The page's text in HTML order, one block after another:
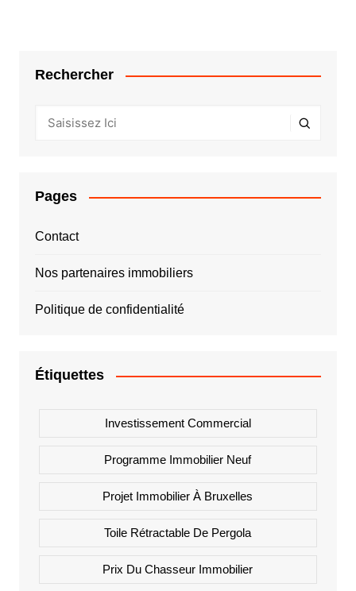
Rechercher
Pages
Contact
Nos partenaires immobiliers
Politique de confidentialité
Étiquettes
Investissement Commercial
Programme Immobilier Neuf
Projet Immobilier À Bruxelles
Toile Rétractable De Pergola
Prix Du Chasseur Immobilier